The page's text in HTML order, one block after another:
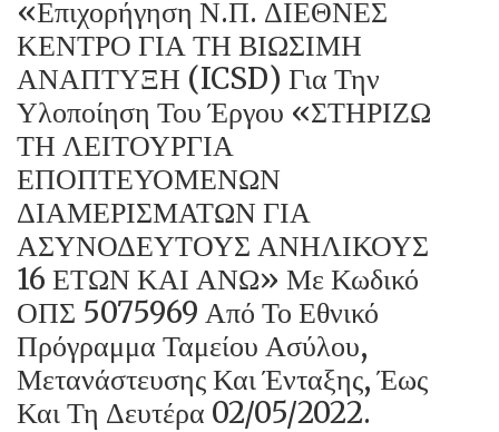
«Επιχορήγηση Ν.Π. ΔΙΕΘΝΕΣ
ΚΕΝΤΡΟ ΓΙΑ ΤΗ ΒΙΩΣΙΜΗ
ΑΝΑΠΤΥΞΗ (ICSD) Για Την
Υλοποίηση Του Έργου «ΣΤΗΡΙΖΩ
ΤΗ ΛΕΙΤΟΥΡΓΙΑ
ΕΠΟΠΤΕΥΟΜΕΝΩΝ
ΔΙΑΜΕΡΙΣΜΑΤΩΝ ΓΙΑ
ΑΣΥΝΟΔΕΥΤΟΥΣ ΑΝΗΛΙΚΟΥΣ
16 ΕΤΩΝ ΚΑΙ ΑΝΩ» Με Κωδικό
ΟΠΣ 5075969 Από Το Εθνικό
Πρόγραμμα Ταμείου Ασύλου,
Μετανάστευσης Και Ένταξης, Έως
Και Τη Δευτέρα 02/05/2022.